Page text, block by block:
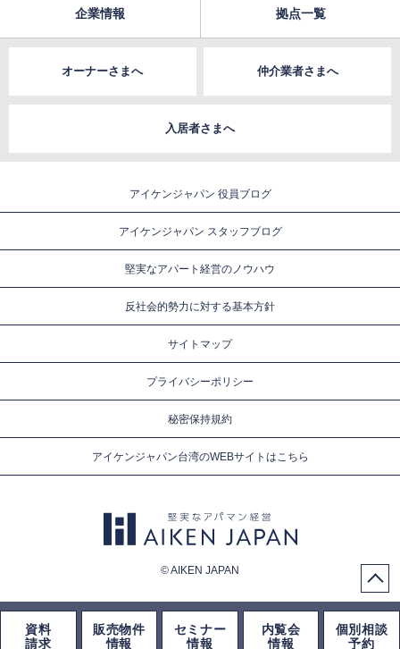
資料
請求
販売物件
情報
セミナー
情報
内覧会
情報
個別相談
予約
企業情報 拠点一覧
オーナーさまへ 仲介業者さまへ
入居者さまへ
アイケンジャパン 役員ブログ
アイケンジャパン スタッフブログ
堅実なアパート経営のノウハウ
反社会的勢力に対する基本方針
サイトマップ
プライバシーポリシー
秘密保持規約
アイケンジャパン台湾のWEBサイトはこちら
© AIKEN JAPAN